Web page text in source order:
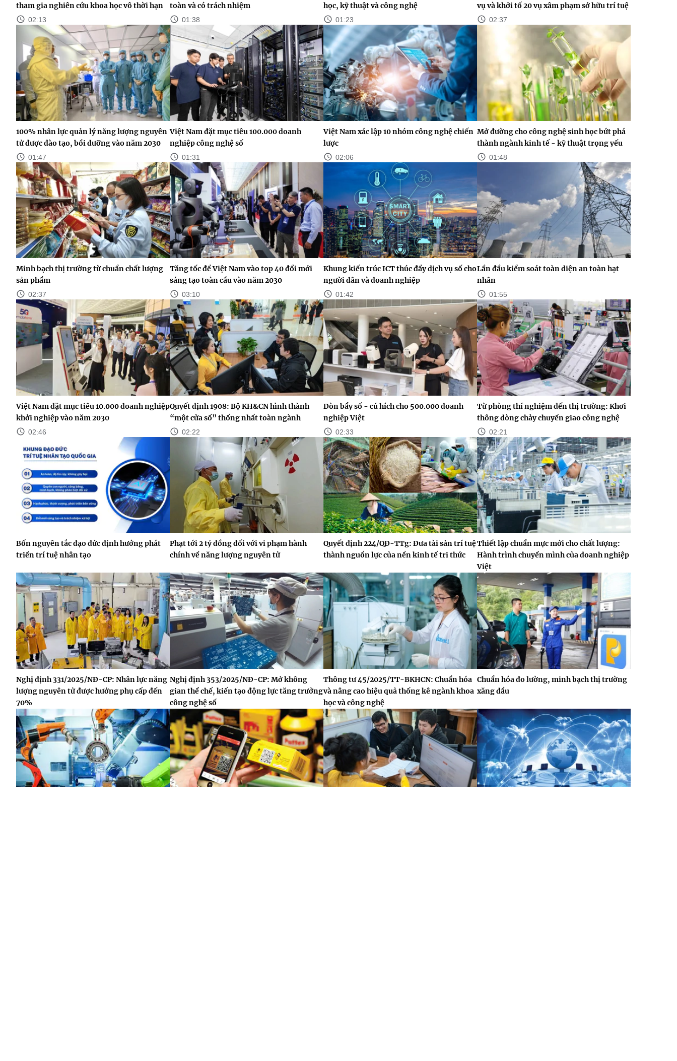
tham gia nghiên cứu khoa học vô thời hạn
02:13
toàn và có trách nhiệm
01:38
học, kỹ thuật và công nghệ
01:23
vụ và khởi tố 20 vụ xâm phạm sở hữu trí tuệ
02:37
100% nhân lực quản lý năng lượng nguyên
tử được đào tạo, bồi dưỡng vào năm 2030
01:47
Việt Nam đặt mục tiêu 100.000 doanh
nghiệp công nghệ số
01:31
Việt Nam xác lập 10 nhóm công nghệ chiến
lược
02:06
Mở đường cho công nghệ sinh học bứt phá
thành ngành kinh tế - kỹ thuật trọng yếu
01:48
Minh bạch thị trường từ chuẩn chất lượng
sản phẩm
02:37
Tăng tốc để Việt Nam vào top 40 đổi mới
sáng tạo toàn cầu vào năm 2030
03:10
Khung kiến trúc ICT thúc đẩy dịch vụ số cho
người dân và doanh nghiệp
01:42
Lần đầu kiểm soát toàn diện an toàn hạt
nhân
01:55
Việt Nam đặt mục tiêu 10.000 doanh nghiệp
khởi nghiệp vào năm 2030
02:46
Quyết định 1908: Bộ KH&CN hình thành
“một cửa số” thống nhất toàn ngành
02:22
Đòn bẩy số - cú hích cho 500.000 doanh
nghiệp Việt
02:33
Từ phòng thí nghiệm đến thị trường: Khơi
thông dòng chảy chuyển giao công nghệ
02:21
Bốn nguyên tắc đạo đức định hướng phát
triển trí tuệ nhân tạo
Phạt tới 2 tỷ đồng đối với vi phạm hành
chính về năng lượng nguyên tử
Quyết định 224/QĐ-TTg: Đưa tài sản trí tuệ
thành nguồn lực của nền kinh tế tri thức
Thiết lập chuẩn mực mới cho chất lượng:
Hành trình chuyển mình của doanh nghiệp
Việt
Nghị định 331/2025/NĐ-CP: Nhân lực năng
lượng nguyên tử được hưởng phụ cấp đến
70%
Nghị định 353/2025/NĐ-CP: Mở không
gian thể chế, kiến tạo động lực tăng trưởng
công nghệ số
Thông tư 45/2025/TT-BKHCN: Chuẩn hóa
và nâng cao hiệu quả thống kê ngành khoa
học và công nghệ
Chuẩn hóa đo lường, minh bạch thị trường
xăng dầu